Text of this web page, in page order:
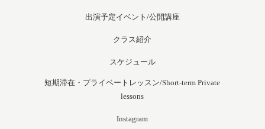
出演予定イベント/公開講座
クラス紹介
スケジュール
短期滞在・プライベートレッスン/Short-term Private
lessons
Instagram